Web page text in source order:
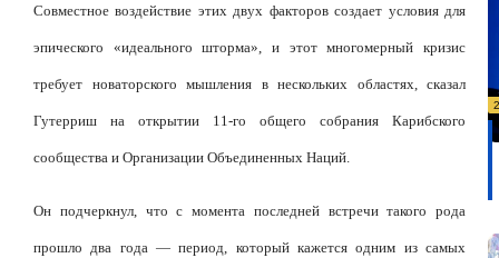
Совместное воздействие этих двух факторов создает условия для
эпического «идеального шторма», и этот многомерный кризис
требует новаторского мышления в нескольких областях, сказал
Гутерриш на открытии 11-го общего собрания Карибского
сообщества и Организации Объединенных Наций.
Он подчеркнул, что с момента последней встречи такого рода
прошло два года — период, который кажется одним из самых